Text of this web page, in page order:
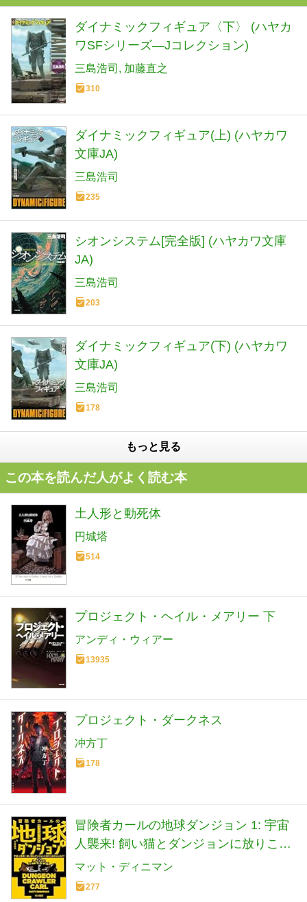
ダイナミックフィギュア〈下〉 (ハヤカ
ワSFシリーズ―Jコレクション)
三島浩司 加藤直之
310
ダイナミックフィギュア(上) (ハヤカワ
文庫JA)
三島浩司
235
シオンシステム[完全版] (ハヤカワ文庫
JA)
三島浩司
203
ダイナミックフィギュア(下) (ハヤカワ
文庫JA)
三島浩司
178
もっと見る
この本を読んだ人がよく読む本
土人形と動死体
円城塔
514
プロジェクト・ヘイル・メアリー 下
アンディ・ウィアー
13935
プロジェクト・ダークネス
冲方丁
178
冒険者カールの地球ダンジョン 1: 宇宙
人襲来! 飼い猫とダンジョンに放りこま
れたんだが? (ハヤカワ文庫SF)
マット・ディニマン
277